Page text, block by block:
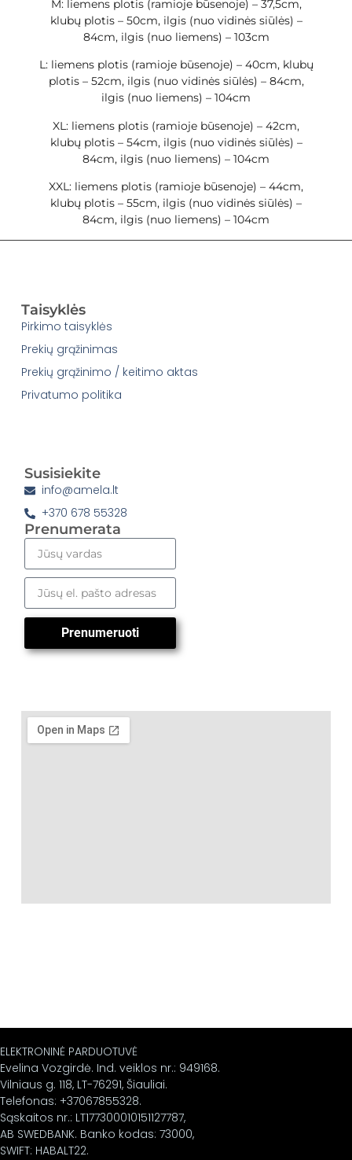
M: liemens plotis (ramioje būsenoje) – 37,5cm,
klubų plotis – 50cm, ilgis (nuo vidinės siūlės) –
84cm, ilgis (nuo liemens) – 103cm
L: liemens plotis (ramioje būsenoje) – 40cm, klubų
plotis – 52cm, ilgis (nuo vidinės siūlės) – 84cm,
ilgis (nuo liemens) – 104cm
XL: liemens plotis (ramioje būsenoje) – 42cm,
klubų plotis – 54cm, ilgis (nuo vidinės siūlės) –
84cm, ilgis (nuo liemens) – 104cm
XXL: liemens plotis (ramioje būsenoje) – 44cm,
klubų plotis – 55cm, ilgis (nuo vidinės siūlės) –
84cm, ilgis (nuo liemens) – 104cm
Taisyklės
Pirkimo taisyklės
Prekių grąžinimas
Prekių grąžinimo / keitimo aktas
Privatumo politika
Susisiekite
info@amela.lt
+370 678 55328
Prenumerata
Prenumeruoti
ELEKTRONINĖ PARDUOTUVĖ
Evelina Vozgirdė. Ind. veiklos nr.: 949168.
Vilniaus g. 118, LT-76291, Šiauliai.
Telefonas: +37067855328.
Sąskaitos nr.: LT177300010151127787,
AB SWEDBANK. Banko kodas: 73000,
SWIFT: HABALT22.